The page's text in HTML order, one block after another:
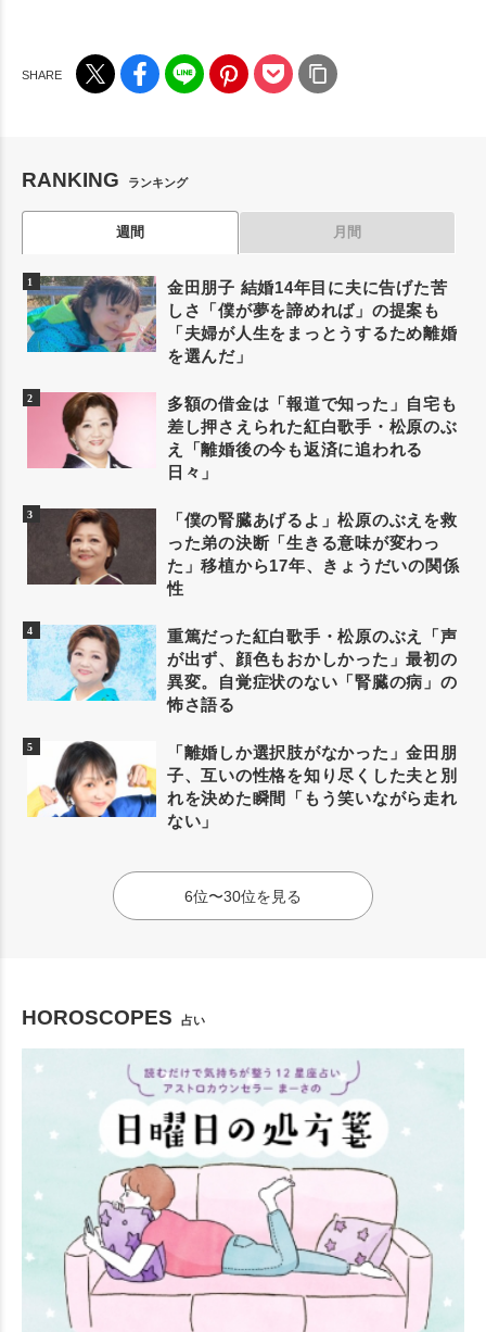
RANKING ランキング
週間 月間
金田朋子 結婚14年目に夫に告げた苦
しさ「僕が夢を諦めれば」の提案も
「夫婦が人生をまっとうするため離婚
を選んだ」
多額の借金は「報道で知った」自宅も
差し押さえられた紅白歌手・松原のぶ
え「離婚後の今も返済に追われる
日々」
「僕の腎臓あげるよ」松原のぶえを救
った弟の決断「生きる意味が変わっ
た」移植から17年、きょうだいの関係
性
重篤だった紅白歌手・松原のぶえ「声
が出ず、顔色もおかしかった」最初の
異変。自覚症状のない「腎臓の病」の
怖さ語る
「離婚しか選択肢がなかった」金田朋
子、互いの性格を知り尽くした夫と別
れを決めた瞬間「もう笑いながら走れ
ない」
6位〜30位を見る
HOROSCOPES 占い